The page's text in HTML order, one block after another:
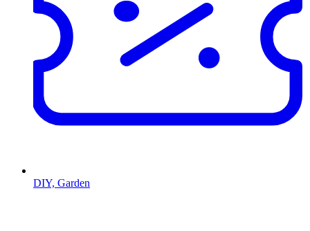
DIY, Garden